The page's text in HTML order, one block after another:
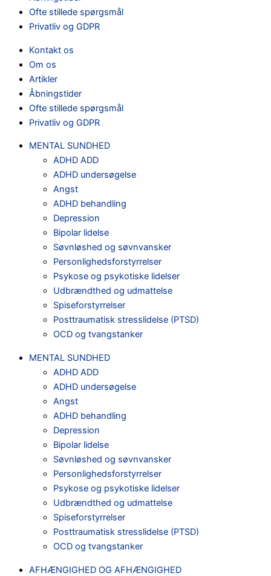
Ofte stillede spørgsmål
Privatliv og GDPR
Kontakt os
Om os
Artikler
Åbningstider
Ofte stillede spørgsmål
Privatliv og GDPR
MENTAL SUNDHED
ADHD ADD
ADHD undersøgelse
Angst
ADHD behandling
Depression
Bipolar lidelse
Søvnløshed og søvnvansker
Personlighedsforstyrrelser
Psykose og psykotiske lidelser
Udbrændthed og udmattelse
Spiseforstyrrelser
Posttraumatisk stresslidelse (PTSD)
OCD og tvangstanker
MENTAL SUNDHED
ADHD ADD
ADHD undersøgelse
Angst
ADHD behandling
Depression
Bipolar lidelse
Søvnløshed og søvnvansker
Personlighedsforstyrrelser
Psykose og psykotiske lidelser
Udbrændthed og udmattelse
Spiseforstyrrelser
Posttraumatisk stresslidelse (PTSD)
OCD og tvangstanker
AFHÆNGIGHED OG AFHÆNGIGHED